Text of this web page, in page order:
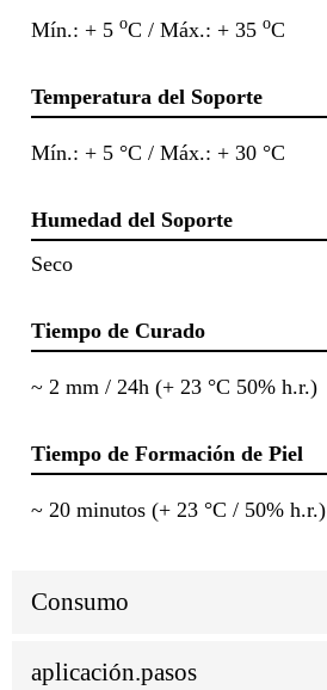
Mín.: + 5 oC / Máx.: + 35 oC
Temperatura del Soporte
Mín.: + 5 °C / Máx.: + 30 °C
Humedad del Soporte
Seco
Tiempo de Curado
~ 2 mm / 24h (+ 23 °C 50% h.r.)
Tiempo de Formación de Piel
~ 20 minutos (+ 23 °C / 50% h.r.)
Consumo
aplicación.pasos